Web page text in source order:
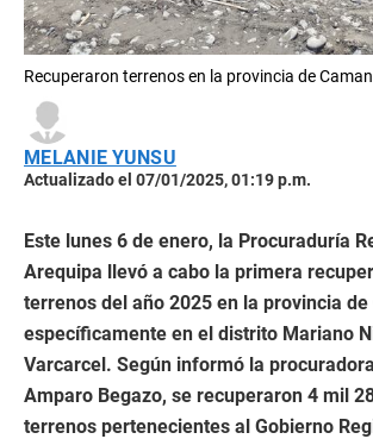
Recuperaron terrenos en la provincia de
MELANIE YUNSU
Actualizado el 07/01/2025, 01:19 p.m.
Este lunes 6 de enero, la Procuraduría
Arequipa llevó a cabo la primera
terrenos del año 2025 en la provincia de
específicamente en el distrito Mariano
Varcarcel. Según informó la
Amparo Begazo, se recuperaron 4 mil
terrenos pertenecientes al Gobierno